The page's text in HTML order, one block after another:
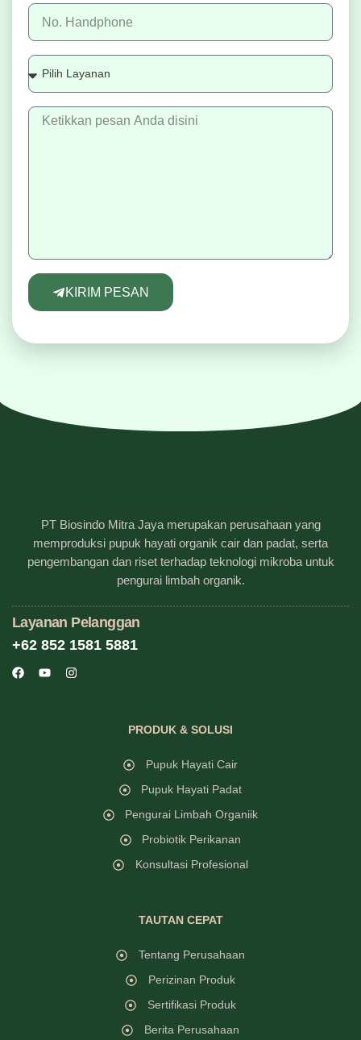
KIRIM PESAN
PT Biosindo Mitra Jaya merupakan perusahaan yang
memproduksi pupuk hayati organik cair dan padat, serta
pengembangan dan riset terhadap teknologi mikroba untuk
pengurai limbah organik.
Layanan Pelanggan
+62 852 1581 5881
PRODUK & SOLUSI
Pupuk Hayati Cair
Pupuk Hayati Padat
Pengurai Limbah Organiik
Probiotik Perikanan
Konsultasi Profesional
TAUTAN CEPAT
Tentang Perusahaan
Perizinan Produk
Sertifikasi Produk
Berita Perusahaan